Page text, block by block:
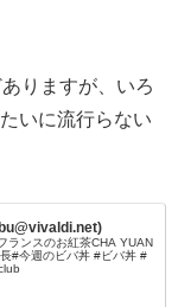
りますが、いろ
いに流行らない
ランスのお紅茶CHA YUAN
#今週のビバ丼 #ビバ丼 #